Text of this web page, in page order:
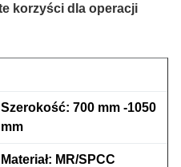
korzyści dla operacji
Szerokość: 700 mm -1050
mm
Materiał: MR/SPCC